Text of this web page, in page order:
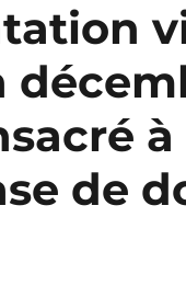
à
de